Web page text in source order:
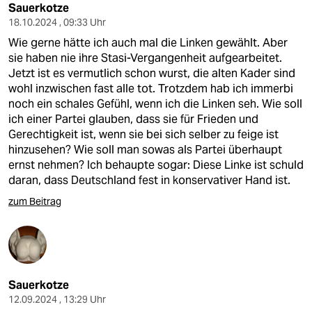
Sauerkotze
18.10.2024 , 09:33 Uhr
Wie gerne hätte ich auch mal die Linken gewählt. Aber
sie haben nie ihre Stasi-Vergangenheit aufgearbeitet.
Jetzt ist es vermutlich schon wurst, die alten Kader sind
wohl inzwischen fast alle tot. Trotzdem hab ich immerbi
noch ein schales Gefühl, wenn ich die Linken seh. Wie soll
ich einer Partei glauben, dass sie für Frieden und
Gerechtigkeit ist, wenn sie bei sich selber zu feige ist
hinzusehen? Wie soll man sowas als Partei überhaupt
ernst nehmen? Ich behaupte sogar: Diese Linke ist schuld
daran, dass Deutschland fest in konservativer Hand ist.
zum Beitrag
Sauerkotze
12.09.2024 , 13:29 Uhr